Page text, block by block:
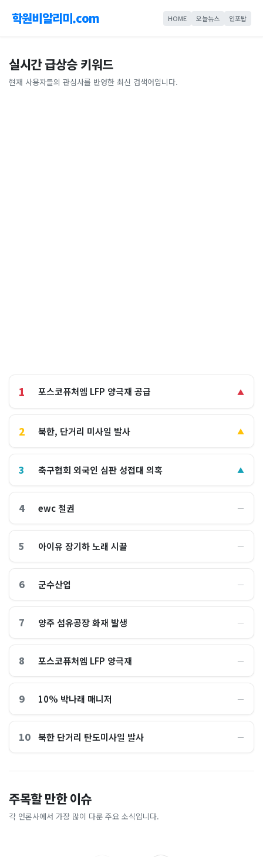
학원비알리미.com HOME 오늘뉴스 인포탑
실시간 급상승 키워드
현재 사용자들의 관심사를 반영한 최신 검색어입니다.
1 포스코퓨처엠 LFP 양극재 공급 ▲
2 북한, 단거리 미사일 발사 ▲
3 축구협회 외국인 심판 성접대 의혹 ▲
4 ewc 철권 ―
5 아이유 장기하 노래 시끌 ―
6 군수산업 ―
7 양주 섬유공장 화재 발생 ―
8 포스코퓨처엠 LFP 양극재 ―
9 10% 박나래 매니저 ―
10 북한 단거리 탄도미사일 발사 ―
주목할 만한 이슈
각 언론사에서 가장 많이 다룬 주요 소식입니다.
“그랜저 탄 부부 팔다리 잘랐
다”…핑크 살인공장 충격 실
체
중앙일보
허하라!"…폭염이 바꾼 직장
TV조선
달콤한 ‘스테비아 토마토’...
농산물 아닌 가공식품이었다
세 여성 눈물, 경찰서 직원 78